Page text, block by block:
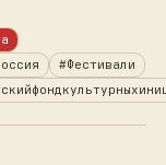
#Фестивали